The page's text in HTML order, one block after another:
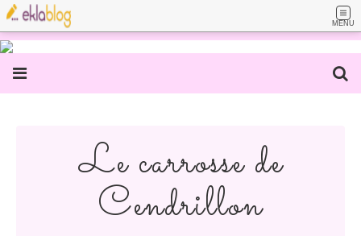
MENU
Le carrosse de
Cendrillon